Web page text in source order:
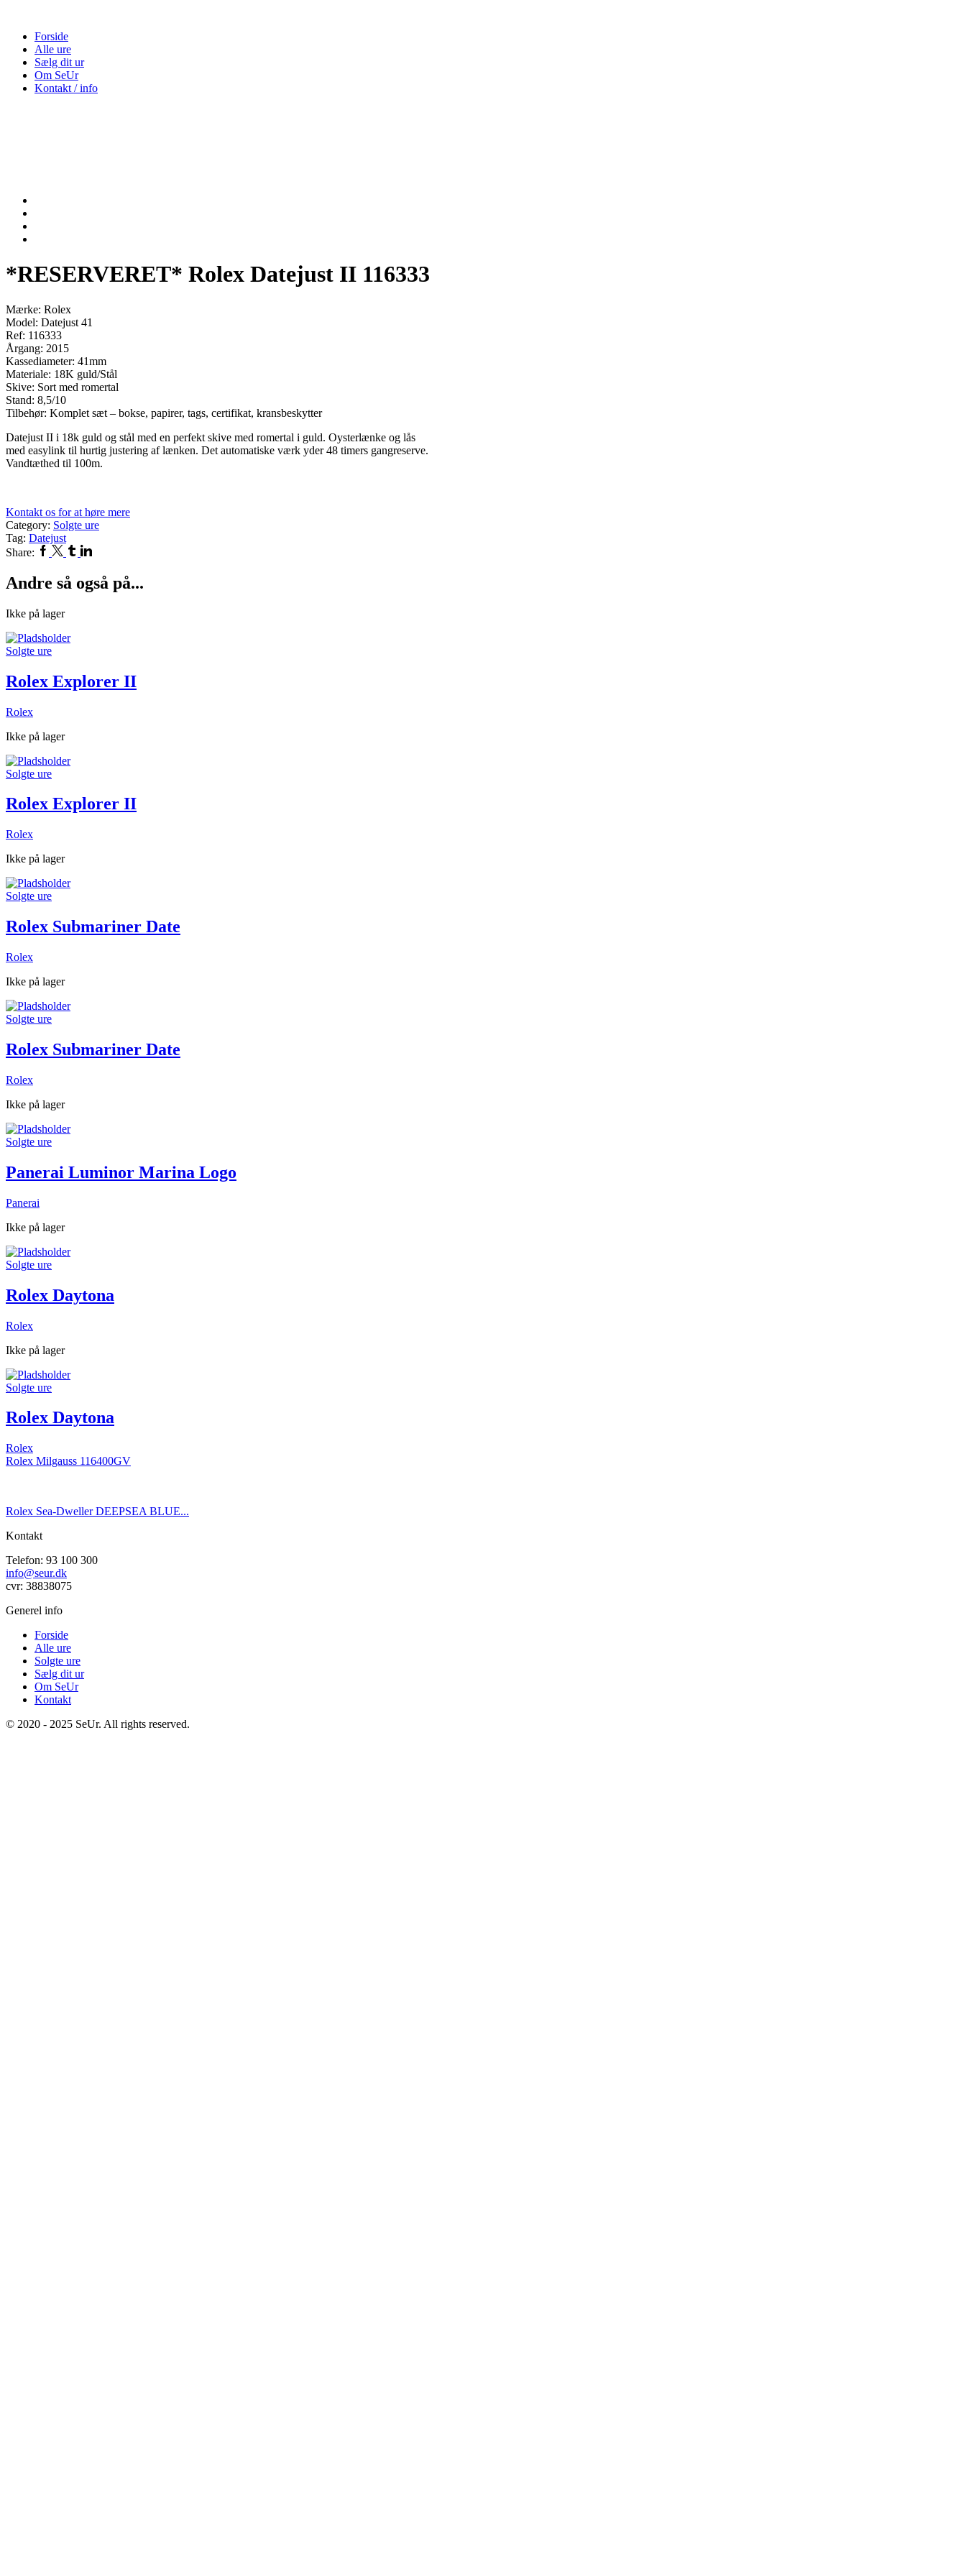
Forside
Alle ure
Sælg dit ur
Om SeUr
Kontakt / info
*RESERVERET* Rolex Datejust II 116333
Mærke: Rolex
Model: Datejust 41
Ref: 116333
Årgang: 2015
Kassediameter: 41mm
Materiale: 18K guld/Stål
Skive: Sort med romertal
Stand: 8,5/10
Tilbehør: Komplet sæt – bokse, papirer, tags, certifikat, kransbeskytter
Datejust II i 18k guld og stål med en perfekt skive med romertal i guld. Oysterlænke og lås
med easylink til hurtig justering af lænken. Det automatiske værk yder 48 timers gangreserve.
Vandtæthed til 100m.
Kontakt os for at høre mere
Category: Solgte ure
Tag: Datejust
Share: Facebook
Twitter
TumblrLinkedin
Andre så også på...
Ikke på lager
Solgte ure
Rolex Explorer II
Rolex
Ikke på lager
Solgte ure
Rolex Explorer II
Rolex
Ikke på lager
Solgte ure
Rolex Submariner Date
Rolex
Ikke på lager
Solgte ure
Rolex Submariner Date
Rolex
Ikke på lager
Solgte ure
Panerai Luminor Marina Logo
Panerai
Ikke på lager
Solgte ure
Rolex Daytona
Rolex
Ikke på lager
Solgte ure
Rolex Daytona
Rolex
Rolex Milgauss 116400GV
Rolex Sea-Dweller DEEPSEA BLUE...
Kontakt
Telefon: 93 100 300
info@seur.dk
cvr: 38838075
Generel info
Forside
Alle ure
Solgte ure
Sælg dit ur
Om SeUr
Kontakt
© 2020 - 2025 SeUr. All rights reserved.